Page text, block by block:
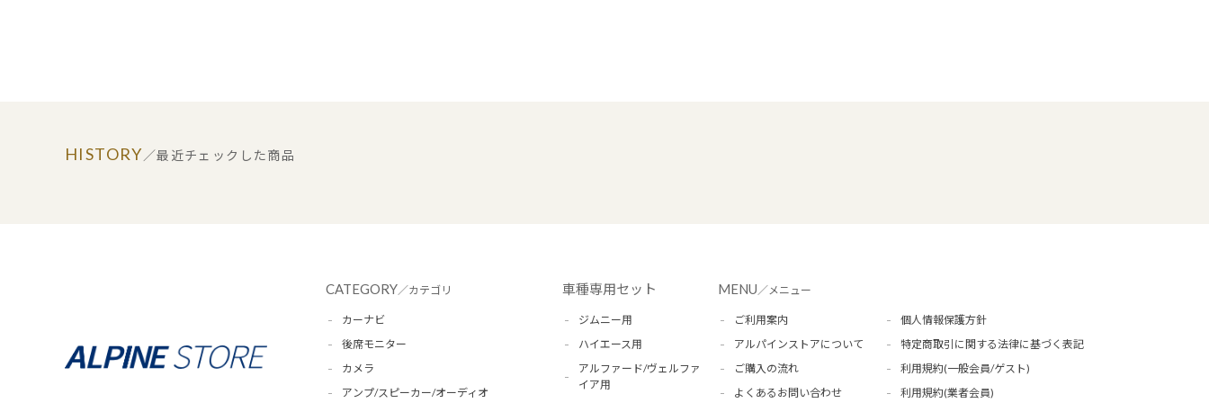
HISTORY／最近チェックした商品
CATEGORY／カテゴリ
カーナビ
後席モニター
カメラ
アンプ/スピーカー/オーディオ
車種専用セット
ジムニー用
ハイエース用
アルファード/ヴェルファ
イア用
MENU／メニュー
ご利用案内
アルパインストアについて
ご購入の流れ
よくあるお問い合わせ
個人情報保護方針
特定商取引に関する法律に基づく表記
利用規約(一般会員/ゲスト)
利用規約(業者会員)